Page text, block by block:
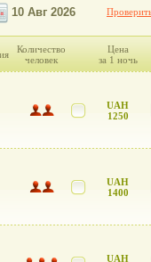
Количество
человек
Цена
за 1 ночь
UAH
1250
UAH
1400
UAH